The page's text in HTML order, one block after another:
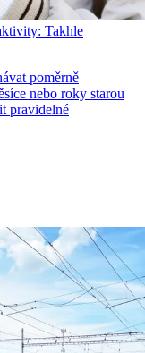
Takhle
poměrně
nebo roky starou
pravidelné